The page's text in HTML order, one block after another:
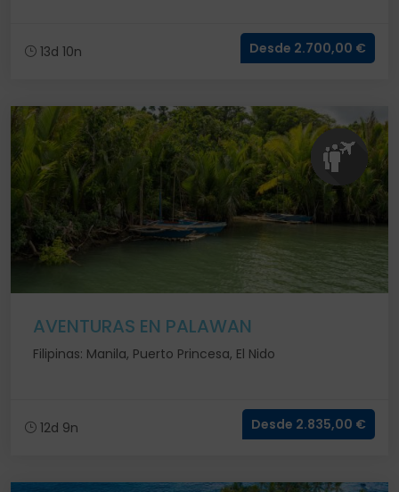
13d 10n Desde 2.700,00 €
AVENTURAS EN PALAWAN
Filipinas: Manila, Puerto Princesa, El Nido
12d 9n Desde 2.835,00 €